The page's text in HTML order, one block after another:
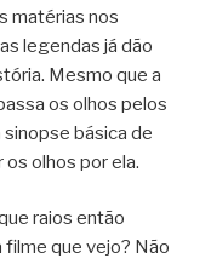
matérias nos
legendas já dão
Mesmo que a
os olhos pelos
básica de
olhos por ela.
raios então
que vejo? Não